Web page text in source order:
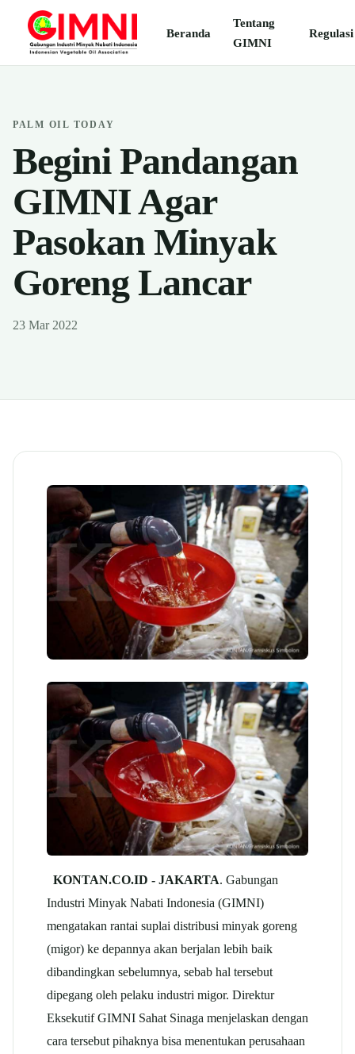
Beranda
Tentang
GIMNI
Regulasi
PALM OIL TODAY
Begini Pandangan
GIMNI Agar
Pasokan Minyak
Goreng Lancar
23 Mar 2022
KONTAN.CO.ID - JAKARTA. Gabungan
Industri Minyak Nabati Indonesia (GIMNI)
mengatakan rantai suplai distribusi minyak goreng
(migor) ke depannya akan berjalan lebih baik
dibandingkan sebelumnya, sebab hal tersebut
dipegang oleh pelaku industri migor. Direktur
Eksekutif GIMNI Sahat Sinaga menjelaskan dengan
cara tersebut pihaknya bisa menentukan perusahaan